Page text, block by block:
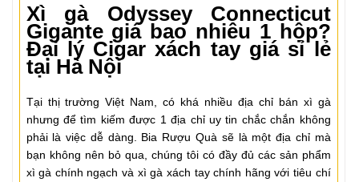
Xì gà Odyssey Connecticut
Gigantegiá bao nhiêu 1 hộp?
Đại lý Cigar xách tay giá sỉ lẻ
tại Hà Nội
Tại thị trường Việt Nam, có khá nhiều địa chỉ bán xì gà
nhưng để tìm kiếm được 1 địa chỉ uy tin chắc chắn không
phải là việc dễ dàng. Bia Rượu Quà sẽ là một địa chỉ mà
bạn không nên bỏ qua, chúng tôi có đầy đủ các sản phẩm
xì gà chính ngạch và xì gà xách tay chính hãng với tiêu chí